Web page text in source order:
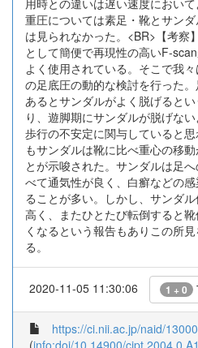
用時との違いは遅い速度におい
重圧については素足・靴とサン
は見られなかった。<BR>【考察
として簡便で再現性の高いF-
よく使用されている。そこで我
の足底圧の動的な検討を行った
あるとサンダルがよく脱げると
り、遊脚期にサンダルが脱げな
歩行の不安定に関与していると
もサンダルは靴に比べ重心の移
とが示唆された。サンダルは足
べて通気性が良く、白癬などの
ることが多い。しかし、サンダ
高く、またひとたび転倒すると
くなるという報告もありこの所
る。
2020-11-05 11:30:06 1 + 0
https://ci.nii.ac.jp/naid/
(info:doi/10.14900/